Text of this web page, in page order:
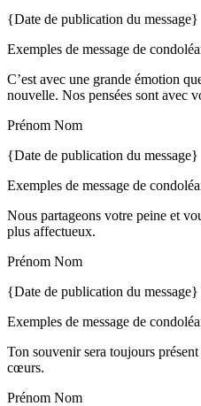
{Date de publication du message}
Exemples de message de
C’est avec une grande émotion
nouvelle. Nos pensées sont avec
Prénom Nom
{Date de publication du message}
Exemples de message de
Nous partageons votre peine et
plus affectueux.
Prénom Nom
{Date de publication du
Exemples de message de
Ton souvenir sera toujours
cœurs.
Prénom Nom